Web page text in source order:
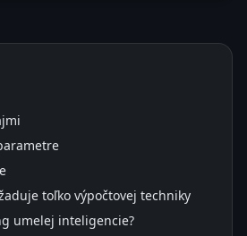
toľko výpočtovej techniky
umelej inteligencie?